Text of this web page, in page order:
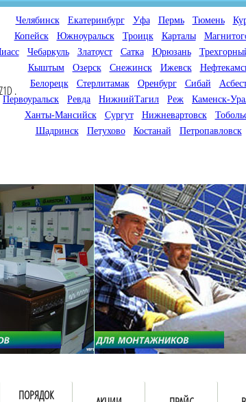
Челябинск Екатеринбург Уфа Пермь Тюмень
Копейск
Южноуральск Троицк Карталы
Чебаркуль Златоуст Сатка Юрюзань
Кыштым
Озерск Снежинск Ижевск
Белорецк
Стерлитамак Оренбург Сибай
Первоуральск
Ревда НижнийТагил Реж
Каменск-
Ханты-Мансийск
Сургут Нижневартовск
Шадринск
Петухово Костанай Петропавловск
.
котлы
счетчики
по городам
Мы специализируемся на
снабжении магазинов
газового оборудования.
Предлагаем полный
ассортимент товара для
открытия магазина газового
оборудования в Вашем
городе. Мы знаем что будет
продаваться.
ПОРЯДОК